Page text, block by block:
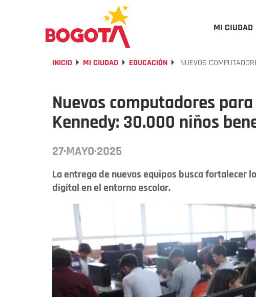
MI CIUDAD
INICIO MI CIUDAD EDUCACIÓN NUEVOS
Nuevos computadores
Kennedy: 30.000 niños
27·MAYO·2025
La entrega de nuevos equipos busca fortalecer
digital en el entorno escolar.